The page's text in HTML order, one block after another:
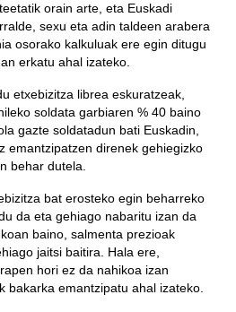
orain arte, eta Euskadi
sexu eta adin taldeen arabera
osorako kalkuluak ere egin ditugu
erkatu ahal izateko.
etxebizitza librea eskuratzeak,
soldata garbiaren % 40 baino
gazte soldatadun bati Euskadin,
emantzipatzen direnek gehiegizko
behar dutela.
bat erosteko egin beharreko
da eta gehiago nabaritu izan da
baino, salmenta prezioak
jaitsi baitira. Hala ere,
hori ez da nahikoa izan
bakarka emantzipatu ahal izateko.